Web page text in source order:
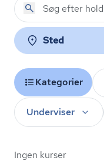
Sted
Kategorier
Underviser
Ingen kurser